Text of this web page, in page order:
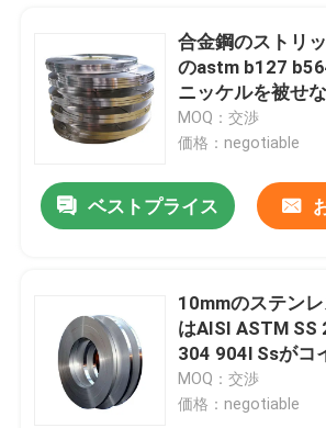
プロダクト
合金鋼のストリ
のastm b127
ニッケルを被せ
MOQ：交渉
価格：negotiable
ベストプライス
10mmのステン
はAISI ASTM
304 904l Ssがコ
去する
MOQ：交渉
価格：negotiable